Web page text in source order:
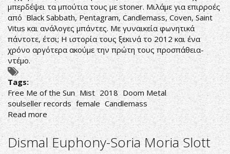
μπερδέψει τα μπούτια τους με stoner. Μιλάμε για επιρροές
από Black Sabbath, Pentagram, Candlemass, Coven, Saint
Vitus και ανάλογες μπάντες. Με γυναικεία φωνητικά
πάντοτε, έτσι; Η ιστορία τους ξεκινά το 2012 και ένα
χρόνο αργότερα ακούμε την πρώτη τους προσπάθεια-
ντέμο.
Tags:
Free Me of the Sun Mist 2018 Doom Metal
soulseller records female Candlemass
Read more about
ΘΗΛΥΚΟΙ
CANDLEMASS
Dismal Euphony-Soria Moria Slott